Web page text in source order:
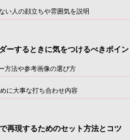
い人の顔立ちや雰囲気を説明
ーするときに気をつけるべきポイン
方法や参考画像の選び方
に大事な打ち合わせ内容
再現するためのセット方法とコツ